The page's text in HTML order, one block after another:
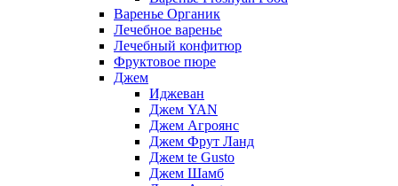
Варенье Органик
Лечебное варенье
Лечебный конфитюр
Фруктовое пюре
Джем
Иджеван
Джем YAN
Джем Агроянс
Джем Фрут Ланд
Джем te Gusto
Джем Шамб